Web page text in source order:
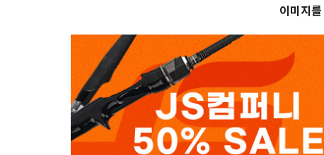
이미지를